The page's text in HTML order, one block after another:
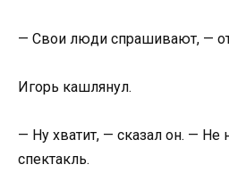
— Свои люди спрашивают, —
Игорь кашлянул.
— Ну хватит, — сказал он. — Не
спектакль.